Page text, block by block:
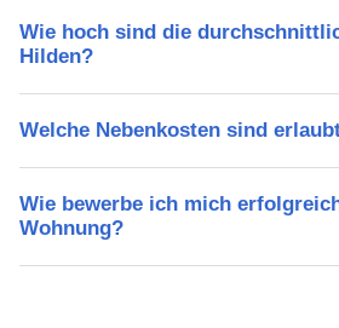
Wie hoch sind die
Hilden?
Welche Nebenkosten sind
Wie bewerbe ich mich
Wohnung?